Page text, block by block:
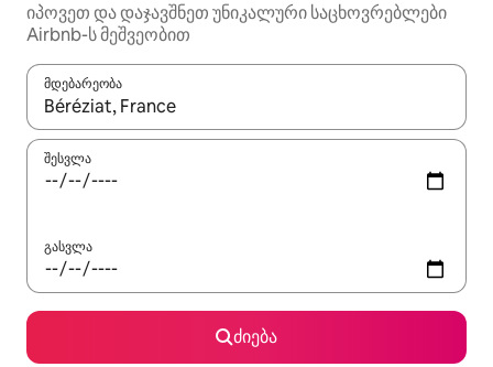
იპოვეთ და დაჯავშნეთ უნიკალური საცხოვრებლები
Airbnb-ს მეშვეობით
მდებარეობა
როცა შედეგები ხელმისაწვდომი გახდება, ნავიგაციისთვის
შესვლა
გასვლა
ძიება